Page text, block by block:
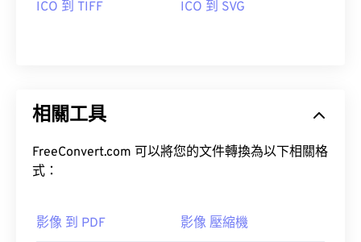
ICO 到 TIFF ICO 到 SVG
相關工具
FreeConvert.com 可以將您的文件轉換為以下相關格
式：
影像 到 PDF 影像 壓縮機